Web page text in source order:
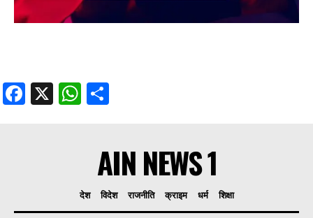
Facebook
X WhatsApp
AIN NEWS 1
देश विदेश राजनीति क्राइम धर्म शिक्षा